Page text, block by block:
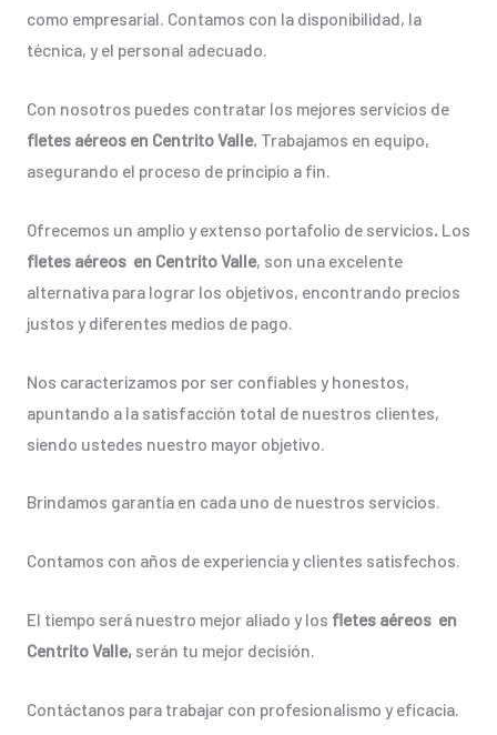
como empresarial. Contamos con la disponibilidad, la
técnica, y el personal adecuado.
Con nosotros puedes contratar los mejores servicios de
fletes aéreos en Centrito Valle. Trabajamos en equipo,
asegurando el proceso de principio a fin.
Ofrecemos un amplio y extenso portafolio de servicios. Los
fletes aéreos en Centrito Valle, son una excelente
alternativa para lograr los objetivos, encontrando precios
justos y diferentes medios de pago.
Nos caracterizamos por ser confiables y honestos,
apuntando a la satisfacción total de nuestros clientes,
siendo ustedes nuestro mayor objetivo.
Brindamos garantía en cada uno de nuestros servicios.
Contamos con años de experiencia y clientes satisfechos.
El tiempo será nuestro mejor aliado y los fletes aéreos en
Centrito Valle, serán tu mejor decisión.
Contáctanos para trabajar con profesionalismo y eficacia.